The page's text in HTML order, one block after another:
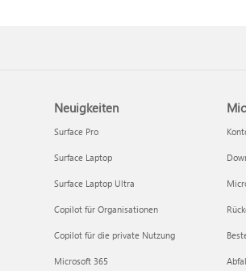
Neuigkeiten
Surface Pro
Surface Laptop
Surface Laptop Ultra
Copilot für Organisationen
Copilot für die private Nutzung
Microsoft 365